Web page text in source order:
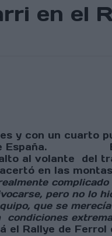
en el
y con un cuarto
de España.
al volante del
en las
pero no lo
que se
condiciones
de Ferrol